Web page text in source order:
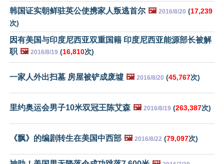
韩国证实朝鲜驻英公使携家人叛逃首尔 🖼️ 2016/8/20 (17,239
次)
因有美国与印度尼西亚双重国籍 印度尼西亚能源部长被解
职 🖼️ 2016/8/19 (16,810次)
一家人外出扫墓 房屋被铲成废墟 🖼️ 2016/8/20 (45,767次)
里约奥运会男子10米双冠王陈艾森 🖼️ 2016/8/19 (263,387次)
《飘》的编剧转生在美国中西部 🖼️ 2016/8/22 (79,097次)